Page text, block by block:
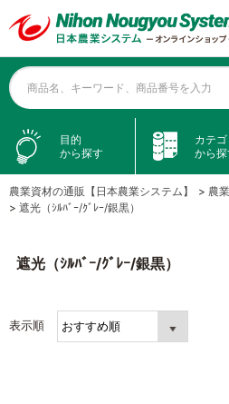
商品名、キーワード、商品番号を入力
目的
から探す
カテゴ
から
農業資材の通販【日本農業システム】 > 農
> 遮光（ｼﾙﾊﾞｰ/ｸﾞﾚｰ/銀黒）
遮光（ｼﾙﾊﾞｰ/ｸﾞﾚｰ/銀黒）
表示順